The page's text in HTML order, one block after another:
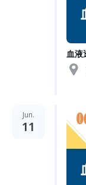
血液
Jun.
11